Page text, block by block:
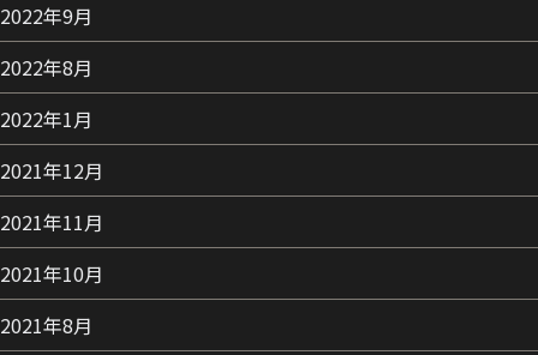
2022年9月
2022年8月
2022年1月
2021年12月
2021年11月
2021年10月
2021年8月